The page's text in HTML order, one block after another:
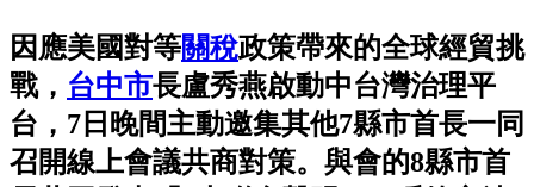
因應美國對等關稅政策帶來的全球經貿挑
戰， 台中市長盧秀燕啟動中台灣治理平
台，7日晚間主動邀集其他7縣市首長一同
召開線上會議共商對策。與會的8縣市首